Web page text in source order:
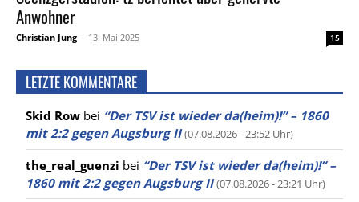
Anwohner
Christian Jung - 13. Mai 2025 15
LETZTE KOMMENTARE
Skid Row bei “Der TSV ist wieder da(heim)!” – 1860
mit 2:2 gegen Augsburg II (07.08.2026 - 23:52 Uhr)
the_real_guenzi bei “Der TSV ist wieder da(heim)!” –
1860 mit 2:2 gegen Augsburg II (07.08.2026 - 23:21 Uhr)